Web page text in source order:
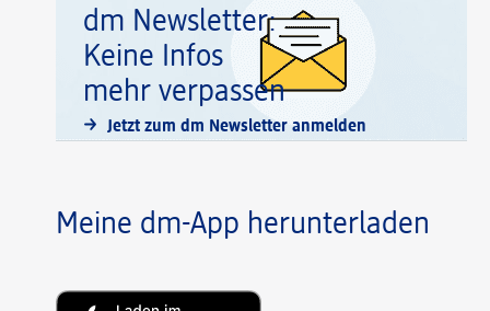
dm Newsletter:
Keine Infos
mehr verpassen
Jetzt zum dm Newsletter anmelden
Meine dm-App herunterladen